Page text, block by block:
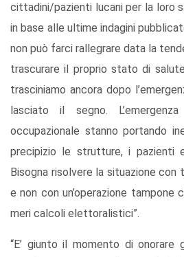
cittadini/pazienti lucani per la loro
in base alle ultime indagini
non può farci rallegrare data la
trascurare il proprio stato di
trasciniamo ancora dopo
lasciato il segno.
occupazionale stanno portando
precipizio le strutture, i pazienti
Bisogna risolvere la situazione con
e non con un’operazione
meri calcoli elettoralistici”.
“E’ giunto il momento di onorare